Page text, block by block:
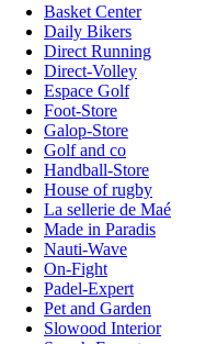
Basket Center
Daily Bikers
Direct Running
Direct-Volley
Espace Golf
Foot-Store
Galop-Store
Golf and co
Handball-Store
House of rugby
La sellerie de Maé
Made in Paradis
Nauti-Wave
On-Fight
Padel-Expert
Pet and Garden
Slowood Interior